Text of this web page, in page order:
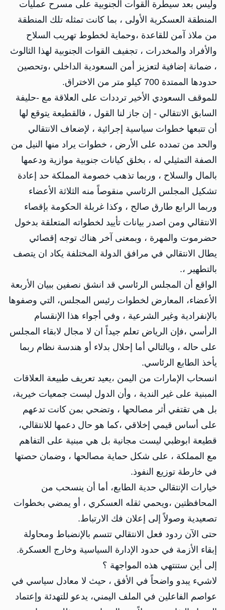
وليس بعد سيطرة القوات الجنوبية على مسرح عمليات
المنطقة العسكرية الأولى ، بما كانت تمثله تلك المنطقة
من ملاذ آمن للقاعدة ،وحماية لخطوط تهريب السلاح
والأفراد والمخدرات ، تجفيف القوات الجنوبية لهذا الثالوث
، ضمانة إضافية لتعزيز أمن السعودية الداخلي ،وتحصين
حدودها الممتدة 700 كيلو متر من الاختراق.
للموقف السعودي الأخير ترددات على العلاقة مع -حليفة
السابق الانتقالي - إن جاز لنا القول ، فالقطيعة يتوقع لها
أن تتبعها خطوات سياسية إجرائية ، لإضعاف الانتقالي
والحد من تمدده على الأرض ، خطوات يراد منها النيل من
الصفة التمثيلي له ، بخلق كيانات جنوبية موازية ودعمها
بالمال والسلاح ، وربما تذهب خصومة المملكة حد إعادة
تشكيل المجلس الرئاسي منقوصاً منه الثلاثة الأعضاء
وربما الرابع طارق صالح ، وكذا غربلة الحكومة بإقصاء
الانتقالي ومن اصدر بيانات تأييد لخطواته المتعلقة بدخول
حضرموت والمهرة ، وبمعنى آخر هناك توجه إقصائي
يطال الانتقالي في مرافق الدولة المختلفة يكاد ان يتصف
بالتطهير ،.
الواقع أن المجلس الرئاسي قد انشق نصفين ببيان الأربعة
الأعضاء، المعارض لخطوات رئيس المجلس، التي وصفوها
بالإنفرادية وغير الشرعية ، وفي أجواء هذا الإنقسام
الرأسي ،فإن الرياض تعلم جيداً ان لا مجال لابقاء المجلس
على حاله ، وبالتالي أما إحلال بدلاء أو هندسة نظام ربما
يأخذ الطابع الرئاسي.
انسحاب الإمارات من اليمن ،يعيد تعريف طبيعة العلاقات
المبنية على غير الندية ، وأن الدول ليست جمعيات خيرية،
بل هي تقتفي أثر مصالحها ، وتضحي بمن كانت تدعهم
على أساس قيمي إخلاقي ،كما هو حال دعمها للانتقالي،
قطيعة ابوظبي ليست مجانية بل هي مبنية على التفاهم
مع المملكة ، على شكل حماية مصالحها ، وضمان حصتها
في خارطة توزيع النفوذ.
خيارات الإنتقالي حدية الطابع، أما أن ينسحب من
المحافظتين ،ويحمي ثقله العسكري ، أو يمضي بخطوات
تصعيدية وصولاً إلى إعلان فك الارتباط.
حتى الآن ردود فعل الانتقالي تتسم بالإنضباط ومحاولة
إبقاء الأزمة في حدود الإدارة السياسية وخارج العسكرة.
إلى أين ستنتهي هذه المواجهة ؟
لاشيء يبدو واضحاً في الأفق ، حيث لا معادل سياسي في
عواصم الفاعلين في الملف اليمني، يدعو للتهدئة وإعتماد